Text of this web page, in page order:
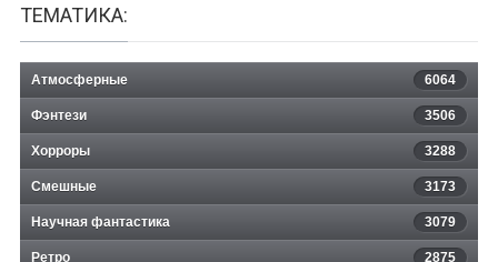
ТЕМАТИКА:
Атмосферные 6064
Фэнтези 3506
Хорроры 3288
Смешные 3173
Научная фантастика 3079
Ретро 2875